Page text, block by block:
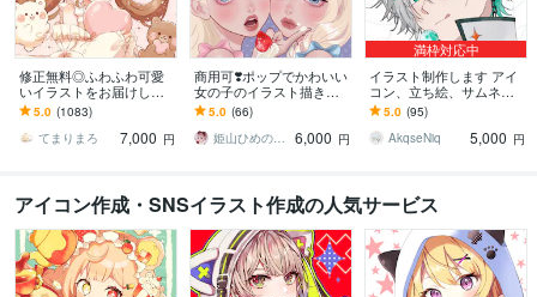
修正無料◎ふわふわ可愛
いイラストをお届けしま
す X、YouTube、グッズな
ど様々な用途で使用可能
です◎
5.0 (1083)
てまりまろ
7,000 円
商用可❣️ポップでかわいい
女の子のイラスト描きま
す 配信背景／アイコン／
ヘッダー／一枚絵／グッ
ズ／プレゼントにも
5.0 (66)
姫山ひめのすけ
6,000 円
満枠対応中
イラスト制作します アイ
コン、立ち絵、サムネ、
動画内イラスト等描きま
す
5.0 (95)
AkqseNiq
5,000 円
アイコン作成・SNSイラスト作成の人気サービス